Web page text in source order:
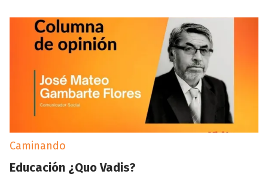
Caminando
Educación ¿Quo Vadis?